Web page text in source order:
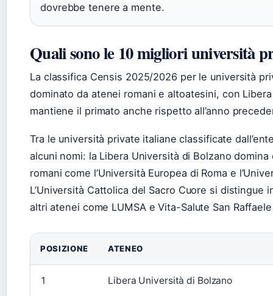
dovrebbe tenere a mente.
Quali sono le 10 migliori università
La classifica Censis 2025/2026 per le università
dominato da atenei romani e altoatesini, con
mantiene il primato anche rispetto all’anno
Tra le università private italiane classificate
alcuni nomi: la Libera Università di Bolzano
romani come l’Università Europea di Roma e
L’Università Cattolica del Sacro Cuore si distingue
altri atenei come LUMSA e Vita-Salute San
POSIZIONE ATENEO
1 Libera Università di Bolzano